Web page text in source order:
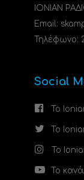
ΙΟΝΙΑΝ
Email:
Τηλέφωνο:
Social
Το
Το
Το
Το